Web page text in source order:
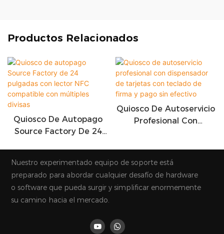
Productos Relacionados
Quiosco De Autopago
Source Factory De 24
Múltiples Divisas
Quiosco De Autoservicio
Profesional Con
Pago Sin Efectivo
Nuestro experimentado equipo de soporte está
preparado para abordar cualquier desafío de hardware
o software que pueda surgir y simplificar enormemente
su camino hacia el mercado.